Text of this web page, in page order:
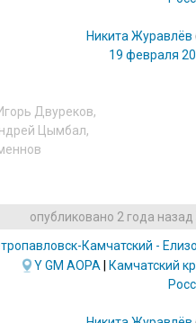
Никита Журавлёв
19 февраля
Двуреков,
Цымбал,
опубликовано 2 года назад
Камчатский -
YGM AOPA
Камчатский